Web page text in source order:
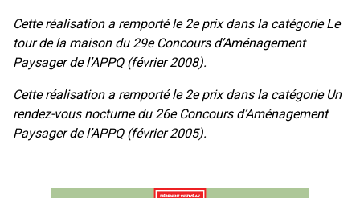
Cette réalisation a remporté le 2e prix dans la catégorie Le
tour de la maison du 29e Concours d’Aménagement
Paysager de l’APPQ (février 2008).
Cette réalisation a remporté le 2e prix dans la catégorie Un
rendez-vous nocturne du 26e Concours d’Aménagement
Paysager de l’APPQ (février 2005).